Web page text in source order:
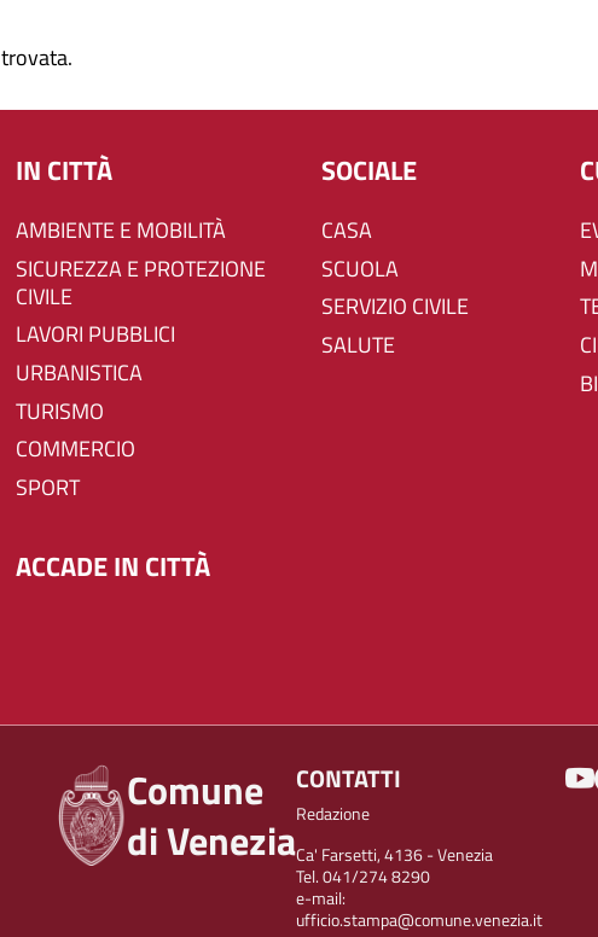
IN CITTÀ
AMBIENTE E MOBILITÀ
SICUREZZA E PROTEZIONE
CIVILE
LAVORI PUBBLICI
URBANISTICA
TURISMO
COMMERCIO
SPORT
SOCIALE
CASA
SCUOLA
SERVIZIO CIVILE
SALUTE
ACCADE IN CITTÀ
Comune
di Venezia
CONTATTI
Redazione
Ca' Farsetti, 4136 - Venezia
Tel. 041/274 8290
e-mail:
ufficio.stampa@comune.venezia.it